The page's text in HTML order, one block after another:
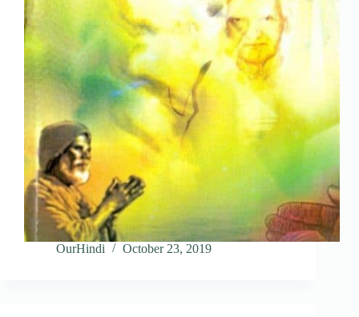
OurHindi October 23, 2019